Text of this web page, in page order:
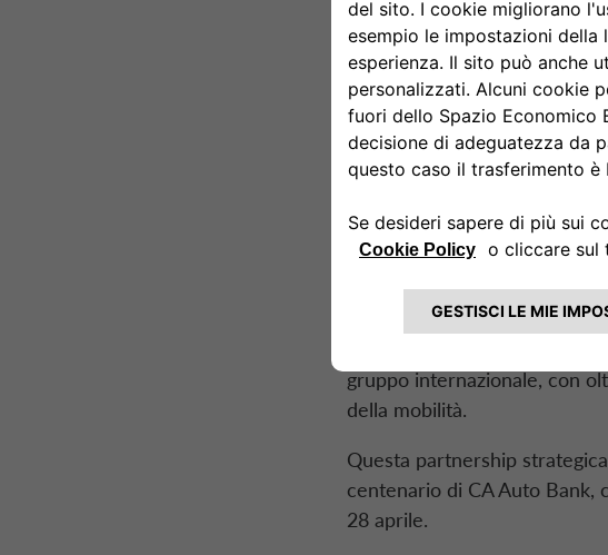
coinvolgenti che
quotidiani e sulle vetture del
All’interno dello Spazio
un tooldedicato alla
proprie scelte di
il Drivalia AI Garage
,
suggerisce l’auto
Nella sezione del Museo
di storia della Banca, un
gruppo internazionale, con
della mobilità.
Questa partnership
centenario di CA Auto Bank,
28 aprile.